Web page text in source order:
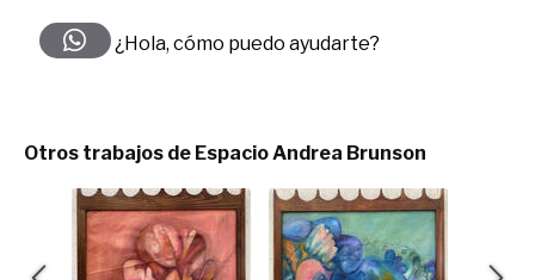
¿Hola, cómo puedo ayudarte?
Otros trabajos de Espacio Andrea Brunson